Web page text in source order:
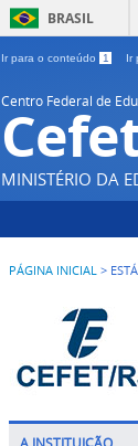
BRASIL
Ir para o conteúdo 1 Ir
Centro Federal de
MINISTÉRIO DA
PÁGINA INICIAL >